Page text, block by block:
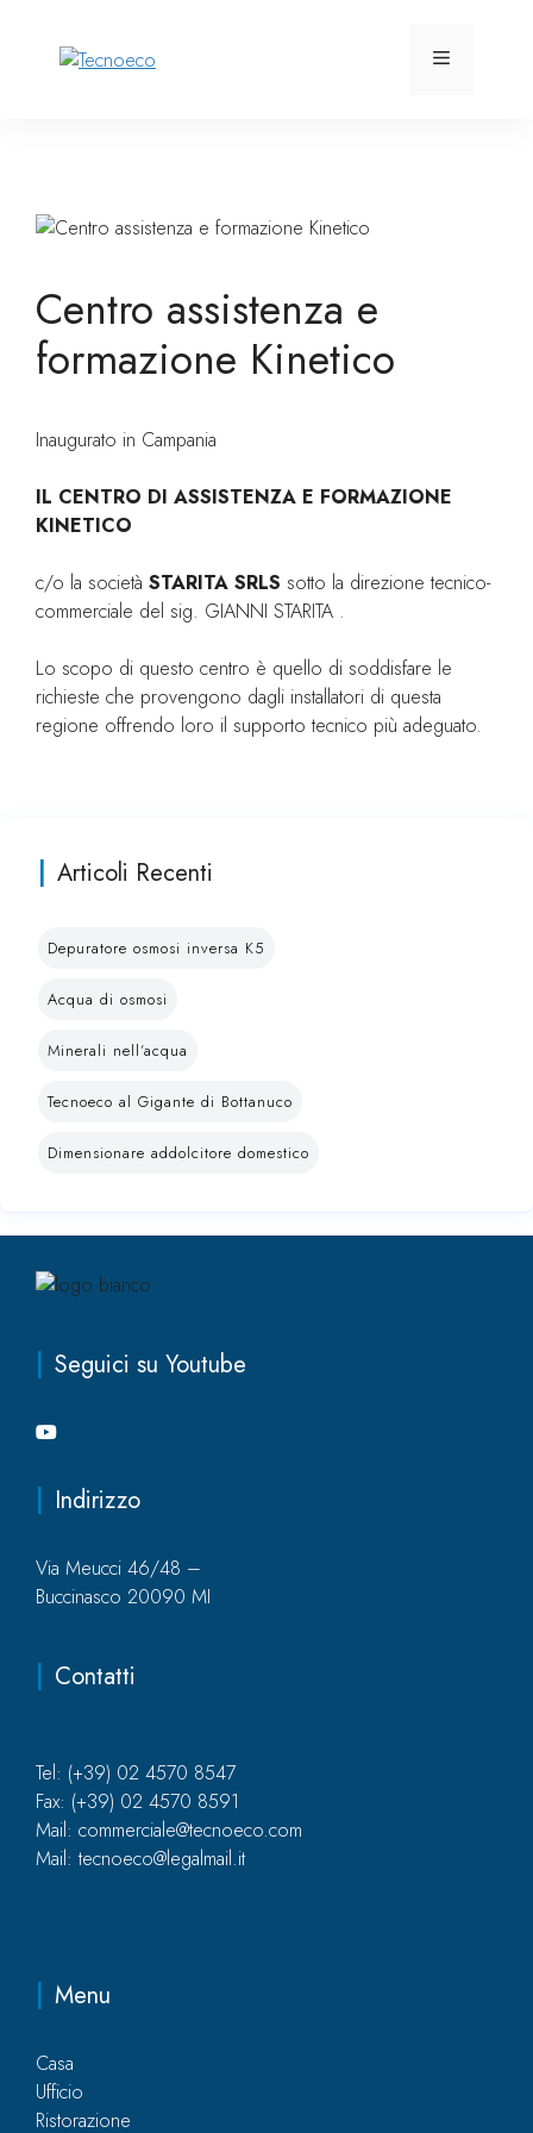
contenuto
Menu
Centro assistenza e
formazione Kinetico
Inaugurato in Campania
IL CENTRO DI ASSISTENZA E FORMAZIONE
KINETICO
c/o la società STARITA SRLS sotto la direzione tecnico-
commerciale del sig. GIANNI STARITA .
Lo scopo di questo centro è quello di soddisfare le
richieste che provengono dagli installatori di questa
regione offrendo loro il supporto tecnico più adeguato.
Articoli Recenti
Depuratore osmosi inversa K5
Acqua di osmosi
Minerali nell’acqua
Tecnoeco al Gigante di Bottanuco
Dimensionare addolcitore domestico
Seguici su Youtube
Indirizzo
Via Meucci 46/48 –
Buccinasco 20090 MI
Contatti
Tel: (+39) 02 4570 8547
Fax: (+39) 02 4570 8591
Mail: commerciale@tecnoeco.com
Mail: tecnoeco@legalmail.it
Menu
Casa
Ufficio
Ristorazione